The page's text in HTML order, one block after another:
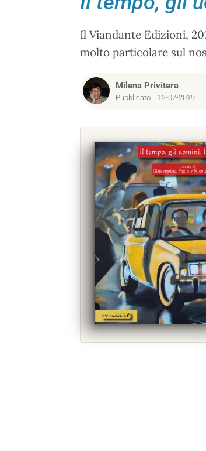
Il Viandante Edizioni,
molto particolare sul
Milena Privitera
Pubblicato il 12-07-2019